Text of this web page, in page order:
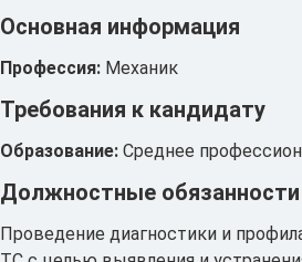
Основная информация
Профессия: Механик
Требования к кандидату
Образование: Среднее
Должностные обязанности
Проведение диагностики и